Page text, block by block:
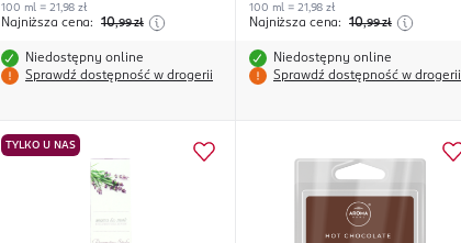
100 ml = 21,98 zł
Najniższa cena: 10,99 zł
Niedostępny online
Sprawdź dostępność w drogerii
100 ml = 21,98 zł
Najniższa cena: 10,99 zł
Niedostępny online
Sprawdź dostępność w drogerii
TYLKO U NAS